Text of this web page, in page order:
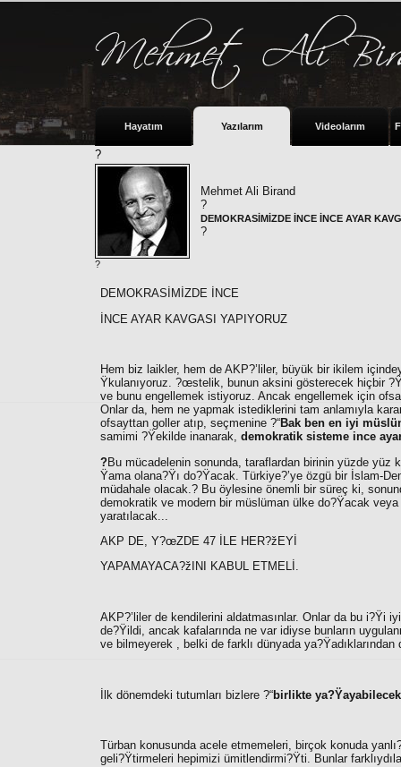
Hayatım Yazılarım Videolarım
?
Mehmet Ali Birand
?
DEMOKRASİMİZDE İNCE İNCE AYAR
?
?
DEMOKRASİMİZDE İNCE
İNCE AYAR KAVGASI YAPIYORUZ
Hem biz laikler, hem de AKP?’liler, büyük bir ikilem
Ÿkulanıyoruz. ?œstelik, bunun aksini gösterecek hiçbir
ve bunu engellemek istiyoruz. Ancak engellemek için
Onlar da, hem ne yapmak istediklerini tam anlamıyla
ofsayttan goller atıp, seçmenine ?“Bak ben en iyi
samimi ?Ÿekilde inanarak, demokratik sisteme ince
?Bu mücadelenin sonunda, taraflardan birinin yüzde yüz
Ÿama olana?Ÿı do?Ÿacak. Türkiye?’ye özgü bir İslam-
müdahale olacak.? Bu öylesine önemli bir süreç ki,
demokratik ve modern bir müslüman ülke do?Ÿacak veya
yaratılacak...
AKP DE, Y?œZDE 47 İLE HER?žEYİ
YAPAMAYACA?žINI KABUL ETMELİ.
AKP?’liler de kendilerini aldatmasınlar. Onlar da bu i?Ÿi
de?Ÿildi, ancak kafalarında ne var idiyse bunların
ve bilmeyerek , belki de farklı dünyada
İlk dönemdeki tutumları bizlere ?“birlikte
Türban konusunda acele etmemeleri, birçok konuda
geli?Ÿtirmeleri hepimizi ümitlendirmi?Ÿti. Bunlar